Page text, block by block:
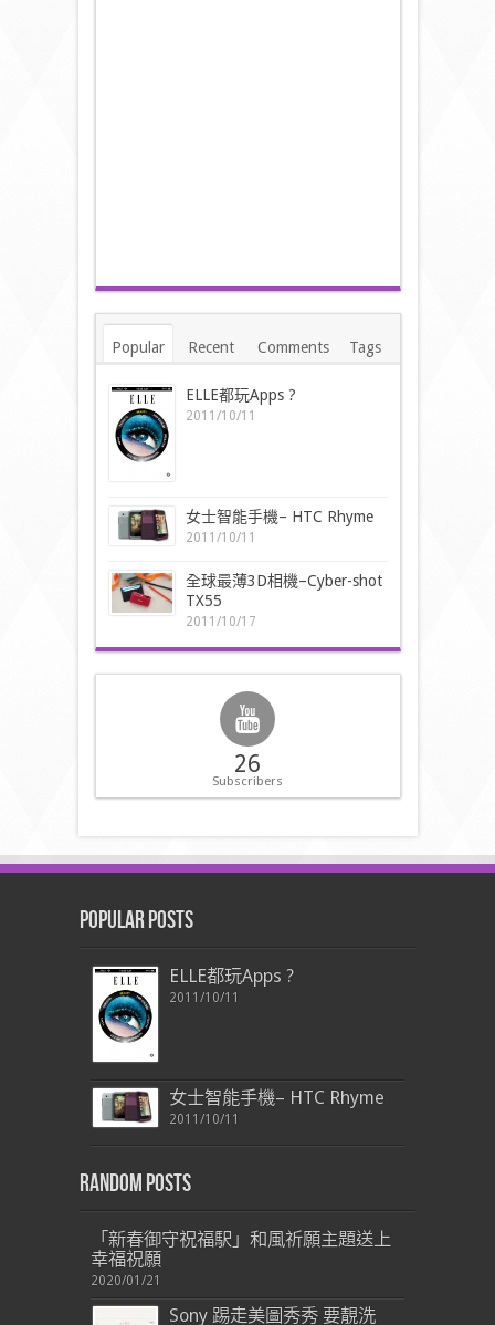
Popular Recent Comments Tags
ELLE都玩Apps ?
2011/10/11
女士智能手機– HTC Rhyme
2011/10/11
全球最薄3D相機–Cyber-shot
TX55
2011/10/17
26
Subscribers
Popular Posts
ELLE都玩Apps ?
2011/10/11
女士智能手機– HTC Rhyme
2011/10/11
Random Posts
「新春御守祝福駅」和風祈願主題送上
幸福祝願
2020/01/21
Sony 踢走美圖秀秀 要靚洗